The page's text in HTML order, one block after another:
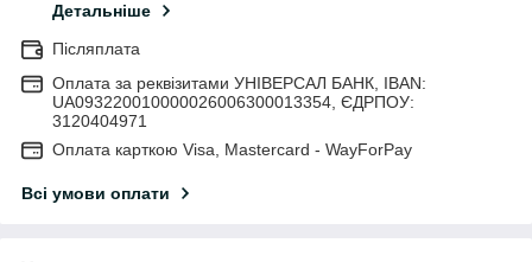
Детальніше
Післяплата
Оплата за реквізитами УНІВЕРСАЛ БАНК, IBAN:
UA093220010000026006300013354, ЄДРПОУ:
3120404971
Оплата карткою Visa, Mastercard - WayForPay
Всі умови оплати